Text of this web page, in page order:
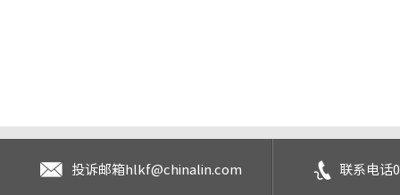
投诉邮箱 hlkf@chinalin.com 联系电话